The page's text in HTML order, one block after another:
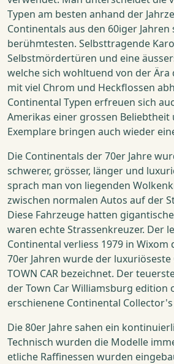
Typen am besten anhand der
Continentals aus den 60iger
berühmtesten. Selbsttragende
Selbstmördertüren und eine
welche sich wohltuend von der Ära
mit viel Chrom und Heckflossen
Continental Typen erfreuen sich
Amerikas einer grossen Beliebtheit
Exemplare bringen auch wieder
Die Continentals der 70er Jahre
schwerer, grösser, länger und
sprach man von liegenden
zwischen normalen Autos auf der
Diese Fahrzeuge hatten
waren echte Strassenkreuzer. Der
Continental verliess 1979 in Wixom
70er Jahren wurde der
TOWN CAR bezeichnet. Der
der Town Car Williamsburg edition
erschienene Continental
Die 80er Jahre sahen ein
Technisch wurden die Modelle
etliche Raffinessen wurden